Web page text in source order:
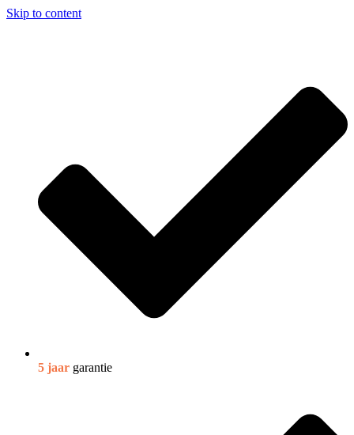
Skip to content
5 jaar garantie